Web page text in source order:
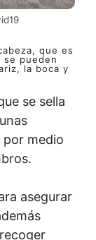
que es
pueden
la boca y
se sella
por medio
asegurar